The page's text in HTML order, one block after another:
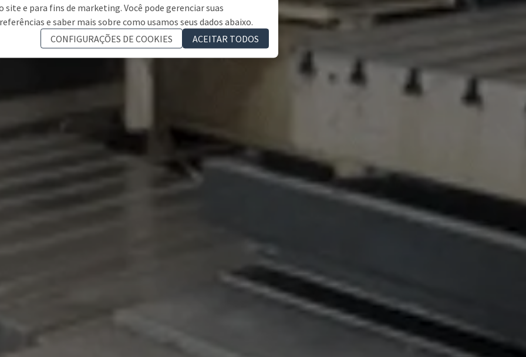
site e para fins de marketing. Você pode gerenciar suas
e saber mais sobre como usamos seus dados abaixo.
CONFIGURAÇÕES DE COOKIES
ACEITAR TODOS